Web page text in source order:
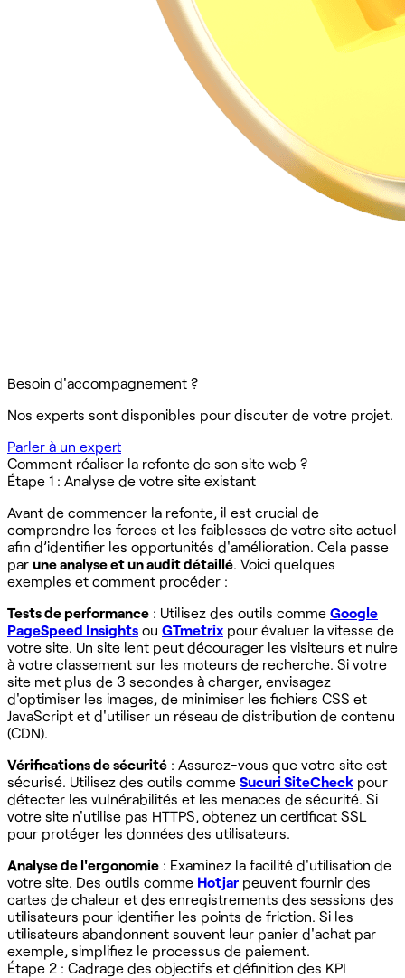
Besoin d'accompagnement ?
Nos experts sont disponibles pour discuter de votre projet.
Parler à un expert
Comment réaliser la refonte de son site web ?
Étape 1 : Analyse de votre site existant
Avant de commencer la refonte, il est crucial de
comprendre les forces et les faiblesses de votre site actuel
afin d’identifier les opportunités d'amélioration. Cela passe
par une analyse et un audit détaillé. Voici quelques
exemples et comment procéder :
Tests de performance : Utilisez des outils comme Google
PageSpeed Insights ou GTmetrix pour évaluer la vitesse de
votre site. Un site lent peut décourager les visiteurs et nuire
à votre classement sur les moteurs de recherche. Si votre
site met plus de 3 secondes à charger, envisagez
d'optimiser les images, de minimiser les fichiers CSS et
JavaScript et d'utiliser un réseau de distribution de contenu
(CDN).
Vérifications de sécurité : Assurez-vous que votre site est
sécurisé. Utilisez des outils comme Sucuri SiteCheck pour
détecter les vulnérabilités et les menaces de sécurité. Si
votre site n'utilise pas HTTPS, obtenez un certificat SSL
pour protéger les données des utilisateurs.
Analyse de l'ergonomie : Examinez la facilité d'utilisation de
votre site. Des outils comme Hotjar peuvent fournir des
cartes de chaleur et des enregistrements des sessions des
utilisateurs pour identifier les points de friction. Si les
utilisateurs abandonnent souvent leur panier d'achat par
exemple, simplifiez le processus de paiement.
Étape 2 : Cadrage des objectifs et définition des KPI